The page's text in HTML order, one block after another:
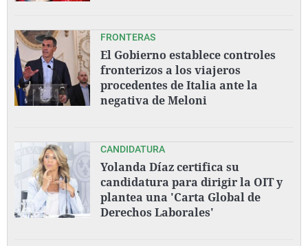
FRONTERAS
El Gobierno establece controles
fronterizos a los viajeros
procedentes de Italia ante la
negativa de Meloni
CANDIDATURA
Yolanda Díaz certifica su
candidatura para dirigir la OIT y
plantea una 'Carta Global de
Derechos Laborales'